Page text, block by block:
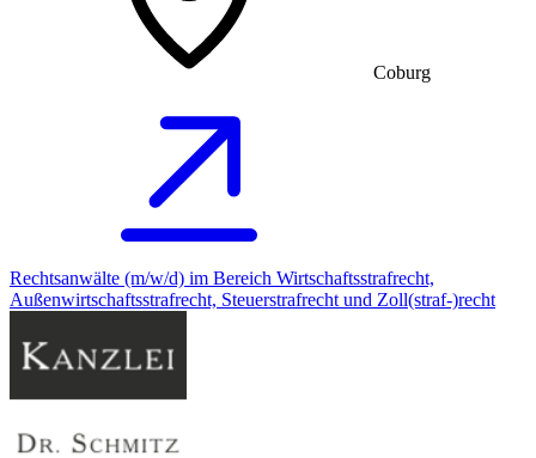
Coburg
Rechtsanwälte (m/w/d) im Bereich Wirtschaftsstrafrecht,
Außenwirtschaftsstrafrecht, Steuerstrafrecht und Zoll(straf-)recht